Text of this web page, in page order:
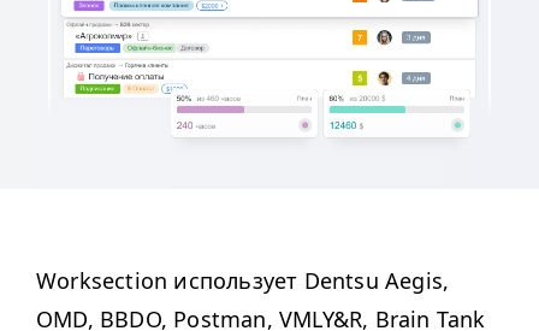
Worksection использует Dentsu Aegis,
OMD, BBDO, Postman, VMLY&R, Brain Tank